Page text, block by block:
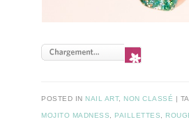
POSTED IN NAIL ART, NON CLASSÉ
MOJITO MADNESS PAILLETTES